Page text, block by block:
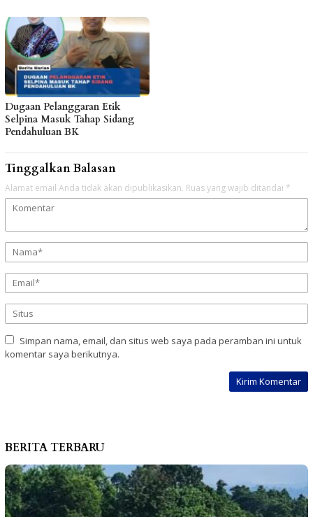
Dugaan Pelanggaran Etik
Selpina Masuk Tahap Sidang
Pendahuluan BK
Tinggalkan Balasan
Alamat email Anda tidak akan dipublikasikan. Ruas yang wajib ditandai *
Simpan nama, email, dan situs web saya pada peramban ini untuk
komentar saya berikutnya.
BERITA TERBARU